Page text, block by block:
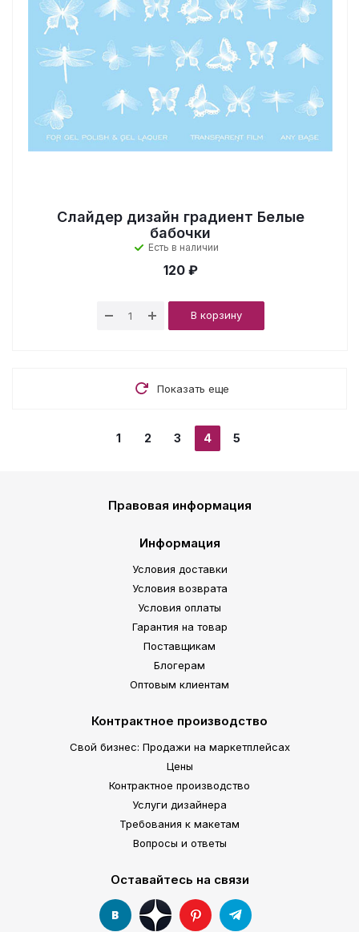
Слайдер дизайн градиент Белые
бабочки
Есть в наличии
120 ₽
В корзину
Показать еще
1 2 3 4 5
Правовая информация
Информация
Условия доставки
Условия возврата
Условия оплаты
Гарантия на товар
Поставщикам
Блогерам
Оптовым клиентам
Контрактное производство
Свой бизнес: Продажи на маркетплейсах
Цены
Контрактное производство
Услуги дизайнера
Требования к макетам
Вопросы и ответы
Оставайтесь на связи